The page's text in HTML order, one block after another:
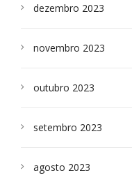
dezembro 2023
novembro 2023
outubro 2023
setembro 2023
agosto 2023